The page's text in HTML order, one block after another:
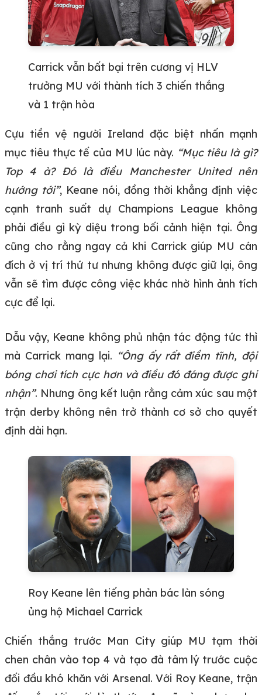
Carrick vẫn bất bại trên cương vị HLV
trưởng MU với thành tích 3 chiến thắng
và 1 trận hòa
Cựu tiền vệ người Ireland đặc biệt nhấn mạnh
mục tiêu thực tế của MU lúc này. “Mục tiêu là gì?
Top 4 à? Đó là điều Manchester United nên
hướng tới”, Keane nói, đồng thời khẳng định việc
cạnh tranh suất dự Champions League không
phải điều gì kỳ diệu trong bối cảnh hiện tại. Ông
cũng cho rằng ngay cả khi Carrick giúp MU cán
đích ở vị trí thứ tư nhưng không được giữ lại, ông
vẫn sẽ tìm được công việc khác nhờ hình ảnh tích
cực để lại.
Dẫu vậy, Keane không phủ nhận tác động tức thì
mà Carrick mang lại. “Ông ấy rất điềm tĩnh, đội
bóng chơi tích cực hơn và điều đó đáng được ghi
nhận”. Nhưng ông kết luận rằng cảm xúc sau một
trận derby không nên trở thành cơ sở cho quyết
định dài hạn.
Roy Keane lên tiếng phản bác làn sóng
ủng hộ Michael Carrick
Chiến thắng trước Man City giúp MU tạm thời
chen chân vào top 4 và tạo đà tâm lý trước cuộc
đối đầu khó khăn với Arsenal. Với Roy Keane, trận